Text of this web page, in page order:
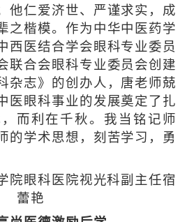
他仁爱济世、严谨求实，成
之楷模。作为中华中医药学
西医结合学会眼科专业委员
联合会眼科专业委员会创建
杂志》的创办人，唐老师兢
医眼科事业的发展奠定了扎
而利在千秋。我当铭记师
的学术思想，刻苦学习，勇
院眼科医院视光科副主任宿
蕾艳